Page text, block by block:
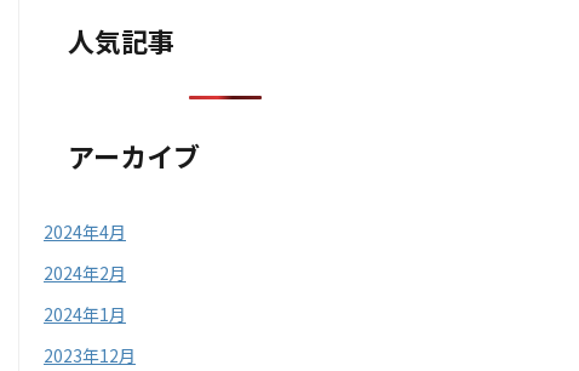
人気記事
アーカイブ
2024年4月
2024年2月
2024年1月
2023年12月